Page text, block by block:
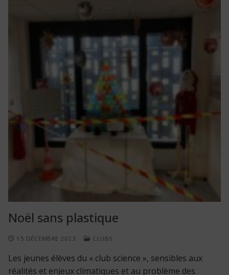
Noël sans plastique
15 DÉCEMBRE 2023 CLUBS
Les jeunes élèves du « club science », sensibles aux
réalités et enjeux climatiques et au problème des